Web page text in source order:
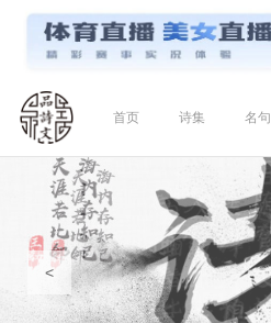
首页 诗集 名句
<